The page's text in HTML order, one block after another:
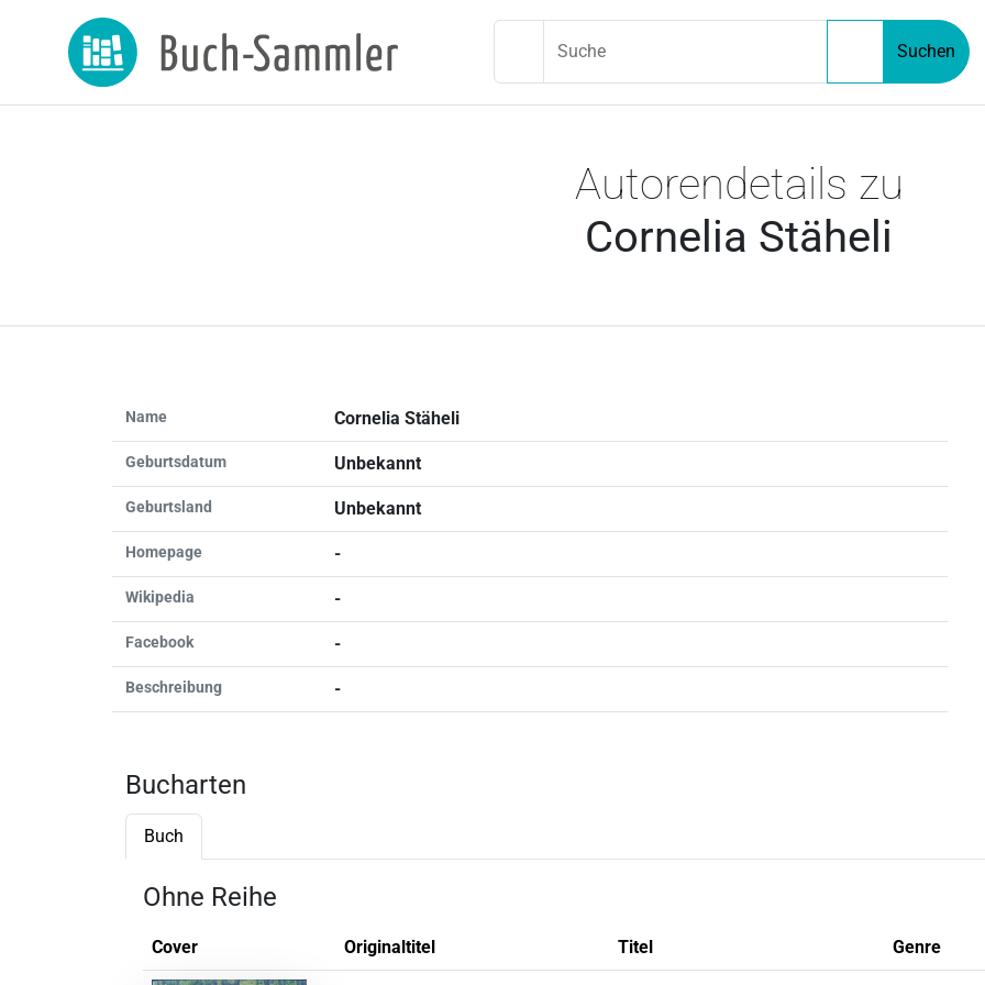
Suche Suchen
Autorendetails zu
Cornelia Stäheli
Name Cornelia Stäheli
Geburtsdatum Unbekannt
Geburtsland Unbekannt
Homepage -
Wikipedia -
Facebook -
Beschreibung -
Bucharten
Buch
Ohne Reihe
Cover Originaltitel Titel Genre